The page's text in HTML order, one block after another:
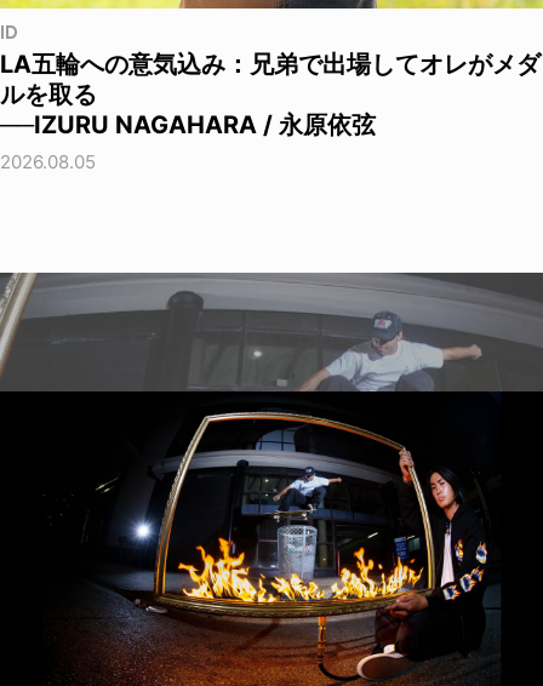
ID
LA五輪への意気込み：兄弟で出場してオレがメダ
ルを取る
──IZURU NAGAHARA / 永原依弦
2026.08.05